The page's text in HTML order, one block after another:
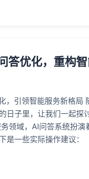
答优化，重构
，引领智能服务新格局
日子里，让我们一起
领域，AI问答系统扮
是一些实际操作建议：